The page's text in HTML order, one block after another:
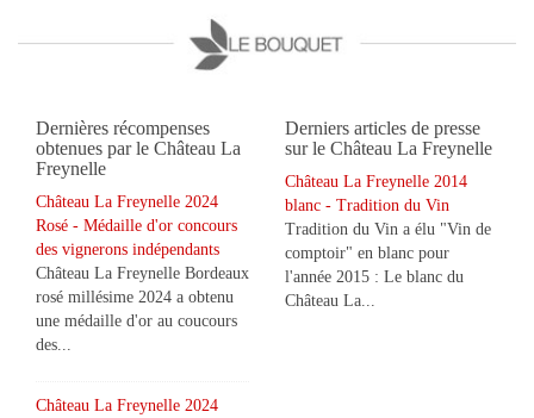
Dernières récompenses
obtenues par le Château La
Freynelle
Château La Freynelle 2024
Rosé - Médaille d'or concours
des vignerons indépendants
Château La Freynelle Bordeaux
rosé millésime 2024 a obtenu
une médaille d'or au coucours
des...
Château La Freynelle 2024
Derniers articles de presse
sur le Château La Freynelle
Château La Freynelle 2014
blanc - Tradition du Vin
Tradition du Vin a élu "Vin de
comptoir" en blanc pour
l'année 2015 : Le blanc du
Château La...